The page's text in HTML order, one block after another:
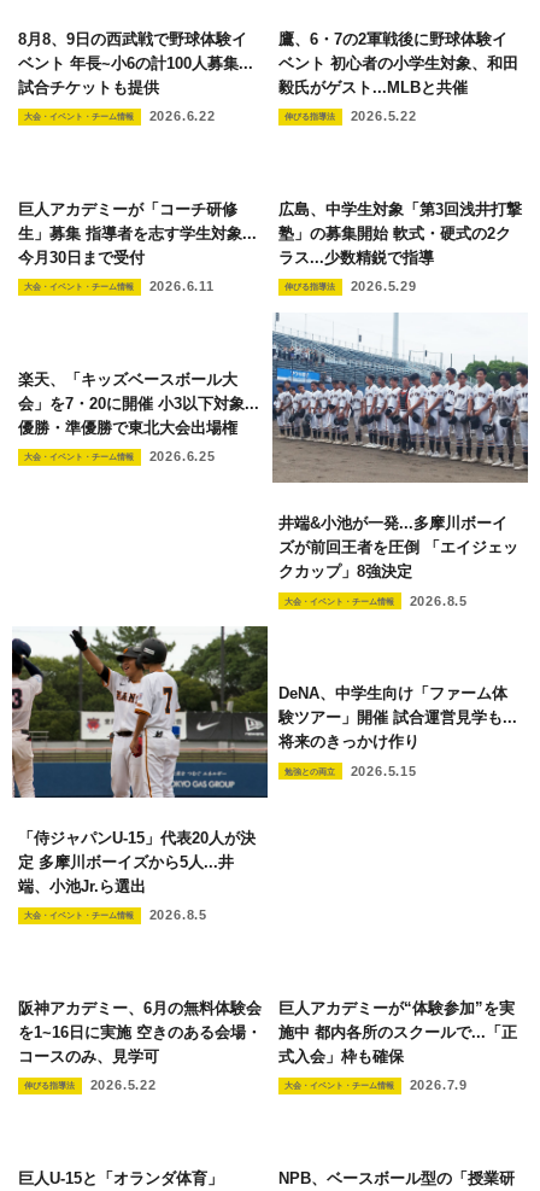
8月8、9日の西武戦で野球体験イ
ベント 年長~小6の計100人募集...
試合チケットも提供
大会・イベント・チーム情報 2026.6.22
鷹、6・7の2軍戦後に野球体験イ
ベント 初心者の小学生対象、和田
毅氏がゲスト...MLBと共催
伸びる指導法 2026.5.22
巨人アカデミーが「コーチ研修
生」募集 指導者を志す学生対象...
今月30日まで受付
大会・イベント・チーム情報 2026.6.11
広島、中学生対象「第3回浅井打撃
塾」の募集開始 軟式・硬式の2ク
ラス...少数精鋭で指導
伸びる指導法 2026.5.29
楽天、「キッズベースボール大
会」を7・20に開催 小3以下対象...
優勝・準優勝で東北大会出場権
大会・イベント・チーム情報 2026.6.25
井端&小池が一発...多摩川ボーイ
ズが前回王者を圧倒 「エイジェッ
クカップ」8強決定
大会・イベント・チーム情報 2026.8.5
「侍ジャパンU-15」代表20人が決
定 多摩川ボーイズから5人...井
端、小池Jr.ら選出
大会・イベント・チーム情報 2026.8.5
DeNA、中学生向け「ファーム体
験ツアー」開催 試合運営見学も...
将来のきっかけ作り
勉強との両立 2026.5.15
阪神アカデミー、6月の無料体験会
を1~16日に実施 空きのある会場・
コースのみ、見学可
伸びる指導法 2026.5.22
巨人アカデミーが“体験参加”を実
施中 都内各所のスクールで...「正
式入会」枠も確保
大会・イベント・チーム情報 2026.7.9
巨人U-15と「オランダ体育」
NPB、ベースボール型の「授業研